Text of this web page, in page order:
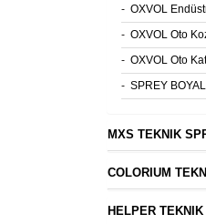
- OXVOL
- OXVOL Oto
- OXVOL Oto
- SPREY
MXS TEKNIK
COLORIUM
HELPER